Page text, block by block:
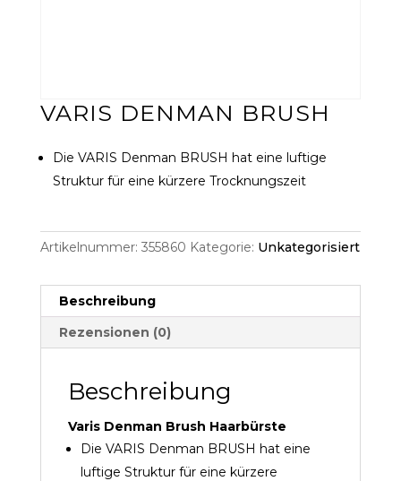
VARIS DENMAN BRUSH
Die VARIS Denman BRUSH hat eine luftige
Struktur für eine kürzere Trocknungszeit
Artikelnummer: 355860 Kategorie: Unkategorisiert
Beschreibung
Rezensionen (0)
Beschreibung
Varis Denman Brush Haarbürste
Die VARIS Denman BRUSH hat eine
luftige Struktur für eine kürzere